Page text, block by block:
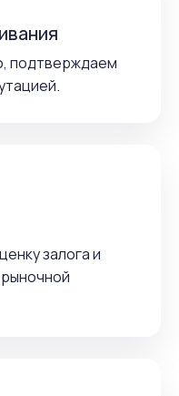
подтверждаем
залога и